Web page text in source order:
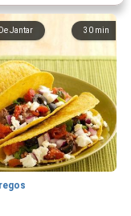
30 min
Jantar